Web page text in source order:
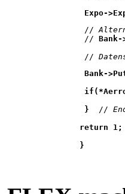
Expo-
//
// Bank-
//
Bank-
}
//
return 1;
}